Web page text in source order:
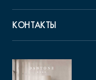
КОНТАКТЫ